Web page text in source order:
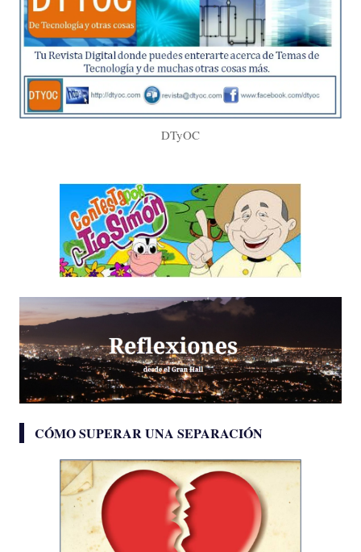
DTyOC
CÓMO SUPERAR UNA SEPARACIÓN